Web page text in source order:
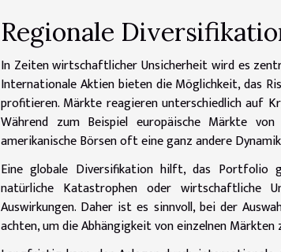
Regionale
In Zeiten wirtschaftlicher Unsicherheit wird es
Internationale Aktien bieten die Möglichkeit, das
profitieren. Märkte reagieren unterschiedlich auf
Während zum Beispiel europäische Märkte
amerikanische Börsen oft eine ganz andere
Eine globale Diversifikation hilft, das Portfolio
natürliche Katastrophen oder wirtschaftliche
Auswirkungen. Daher ist es sinnvoll, bei der
achten, um die Abhängigkeit von einzelnen